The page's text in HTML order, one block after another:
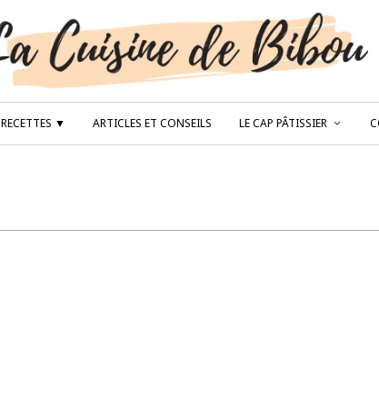
RECETTES ▼ ARTICLES ET CONSEILS LE CAP PÂTISSIER